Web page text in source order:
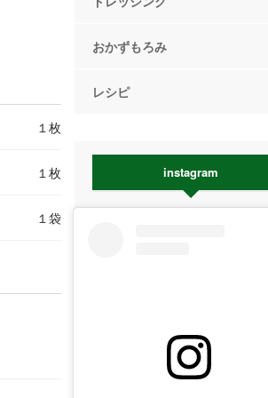
１枚
１枚
１袋
おかずもろみ
レシピ
instagram